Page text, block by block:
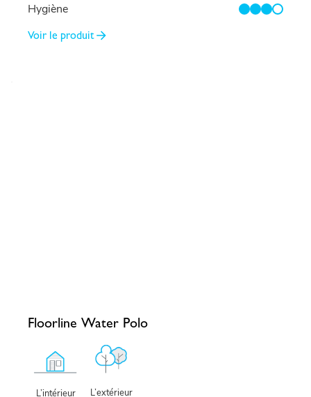
Hygiène
3/4
Voir le produit
Floorline Water Polo
L’intérieur L’extérieur